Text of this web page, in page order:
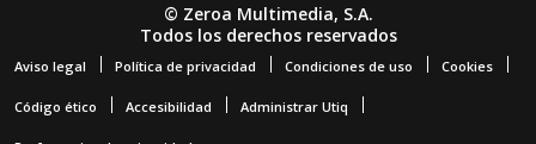
© Zeroa Multimedia, S.A.
Todos los derechos reservados
Aviso legal Política de privacidad Condiciones de uso Cookies
Código ético Accesibilidad Administrar Utiq